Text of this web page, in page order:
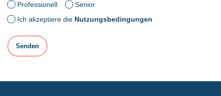
Professionell
Senior
Ich akzeptiere die Nutzungsbedingungen